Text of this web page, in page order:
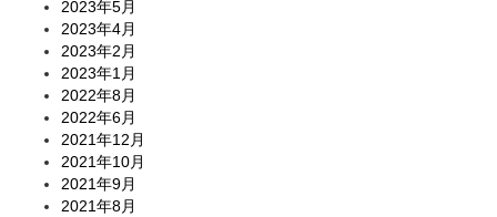
2023年5月
2023年4月
2023年2月
2023年1月
2022年8月
2022年6月
2021年12月
2021年10月
2021年9月
2021年8月